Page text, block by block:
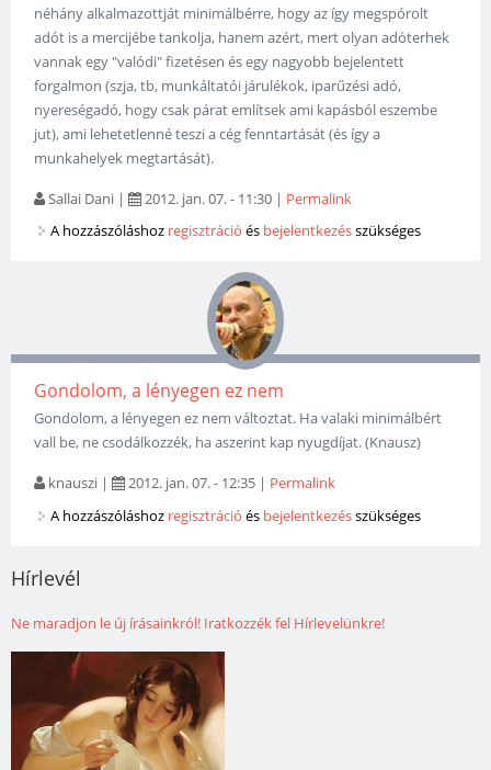
néhány alkalmazottját minimálbérre, hogy az így megspórolt
adót is a mercijébe tankolja, hanem azért, mert olyan adóterhek
vannak egy "valódi" fizetésen és egy nagyobb bejelentett
forgalmon (szja, tb, munkáltatói járulékok, iparűzési adó,
nyereségadó, hogy csak párat említsek ami kapásból eszembe
jut), ami lehetetlenné teszi a cég fenntartását (és így a
munkahelyek megtartását).
Sallai Dani | 2012. jan. 07. - 11:30 | Permalink
A hozzászóláshoz regisztráció és bejelentkezésszükséges
Gondolom, a lényegen ez nem
Gondolom, a lényegen ez nem változtat. Ha valaki minimálbért
vall be, ne csodálkozzék, ha aszerint kap nyugdíjat. (Knausz)
knauszi | 2012. jan. 07. - 12:35 | Permalink
A hozzászóláshoz regisztráció és bejelentkezésszükséges
Hírlevél
Ne maradjon le új írásainkról! Iratkozzék fel Hírlevelünkre!